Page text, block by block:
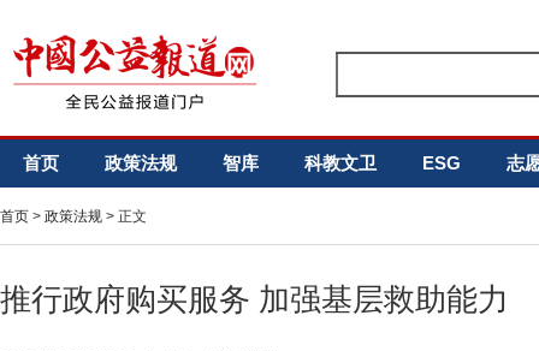
首页 政策法规 智库 科教文卫 ESG 志
首页 > 政策法规 > 正文
推行政府购买服务 加强基层救助能力